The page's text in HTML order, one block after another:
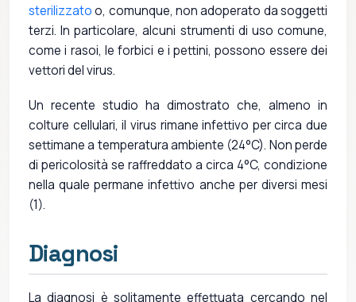
sterilizzatoo, comunque, non adoperato da soggetti
terzi. In particolare, alcuni strumenti di uso comune,
come i rasoi, le forbici e i pettini, possono essere dei
vettori del virus.
Un recente studio ha dimostrato che, almeno in
colture cellulari, il virus rimane infettivo per circa due
settimane a temperatura ambiente (24°C). Non perde
di pericolosità se raffreddato a circa 4°C, condizione
nella quale permane infettivo anche per diversi mesi
(1).
Diagnosi
La diagnosi è solitamente effettuata cercando nel